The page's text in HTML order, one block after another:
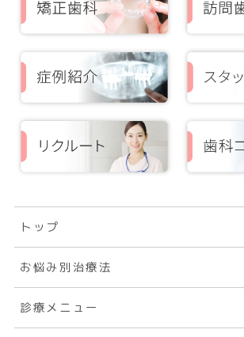
トップ
お悩み別治療法
診療メニュー